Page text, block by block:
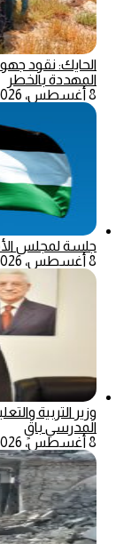
الحايك: نقود
المهددة بالخطر
8 أغسطس، 2026
جلسة لمجلس
8 أغسطس، 2026
وزير التربية
المدرسي باقٍ
8 أغسطس، 2026